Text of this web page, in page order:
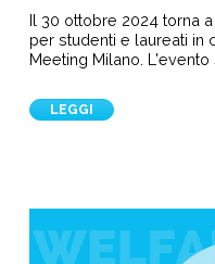
Il 30 ottobre 2024 torna
per studenti e laureati in
Meeting Milano. L'evento
LEGGI